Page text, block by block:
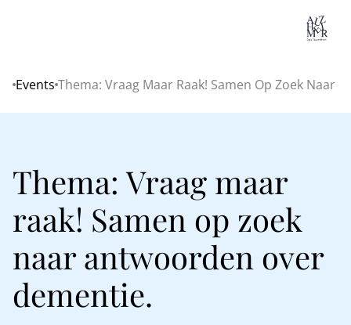
Home
Events Thema: Vraag Maar Raak! Samen Op Zoek Naar
Thema: Vraag maar
raak! Samen op zoek
naar antwoorden over
dementie.